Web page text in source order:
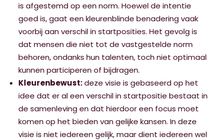
is afgestemd op een norm. Hoewel de intentie
goed is, gaat een kleurenblinde benadering vaak
voorbij aan verschil in startposities. Het gevolg is
dat mensen die niet tot de vastgestelde norm
behoren, ondanks hun talenten, toch niet optimaal
kunnen participeren of bijdragen.
Kleurenbewust:deze visie is gebaseerd op het
idee dat er al een verschil in startpositie bestaat in
de samenleving en dat hierdoor een focus moet
komen op het bieden van gelijke kansen. In deze
visie is niet iedereen gelijk, maar dient iedereen wel